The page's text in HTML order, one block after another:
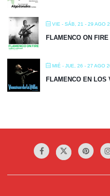
VIE - SÁB, 21 - 29 AGO
FLAMENCO ON FIRE
MIÉ - JUE, 26 - 27 AGO
FLAMENCO EN